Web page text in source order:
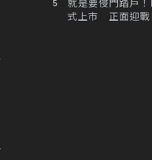
式上市 正面迎戰